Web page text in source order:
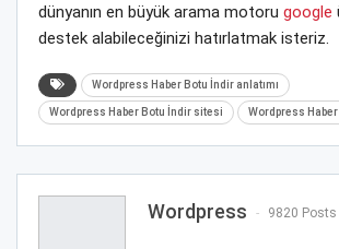
dünyanın en büyük arama motoru google
destek alabileceğinizi hatırlatmak isteriz.
Wordpress Haber Botu İndir anlatımı
Wordpress Haber Botu İndir sitesi Wordpress
Wordpress 9820 Posts